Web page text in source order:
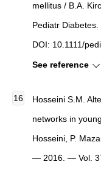
mellitus / B.A.
Pediatr
DOI: 10.1111/
See reference
Hosseini S.M.
networks in
Hosseini, P.
— 2016. — Vol.